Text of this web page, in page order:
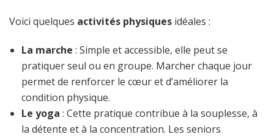
Voici quelques activités physiques idéales :
La marche : Simple et accessible, elle peut se
pratiquer seul ou en groupe. Marcher chaque jour
permet de renforcer le cœur et d’améliorer la
condition physique.
Le yoga : Cette pratique contribue à la souplesse, à
la détente et à la concentration. Les seniors